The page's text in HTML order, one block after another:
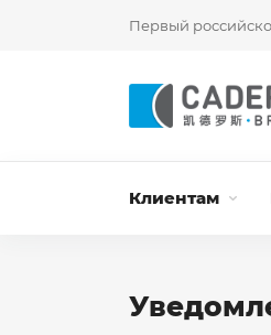
Первый
Клиентам